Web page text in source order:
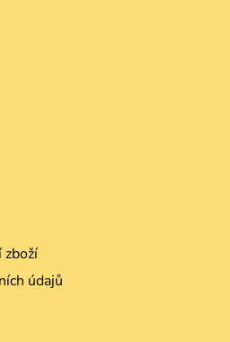
zboží
údajů